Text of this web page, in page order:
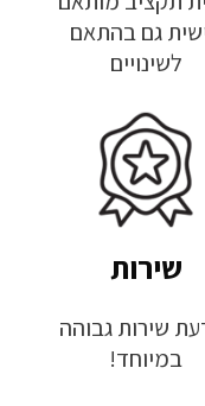
גם בהתאם
לשינויים
שירות
שירות גבוהה
במיוחד!